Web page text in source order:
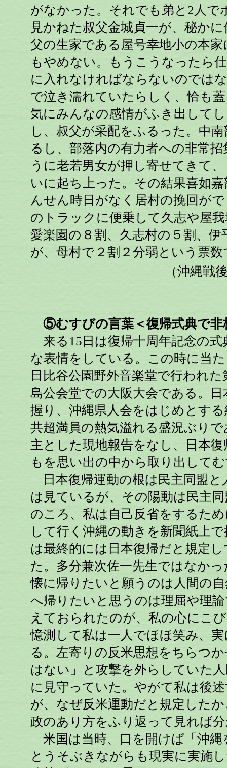
がなかった。それでも弟と2人
見かねた叔父金城貞一が、秘か
父の生家である屋号幸地小の本
もやめない。もうこうなったら
に入れなければならないのでは
で泣き濡れていたらしく、恰も
気にみんなの感情がふき出して
し、叔父が采配をふるった。中
るし、部落内の有力者への非常
うに老若男女が押し寄せてきて
いに起ち上った。その結果喜如
んせん時日がなく居村の挽回が
のトラックに便乗して久志や屋
愛楽園の８割、久志村の５割、
が、母村で２割２分弱という票
（沖縄戦
⑤むすびの言葉＜復帰式典で非
来る15日は復帰十周年記念の
な表情をしている。この時に当
日比谷公園野外音楽堂で行われ
島公会堂での大阪大会である。
握り、沖縄県人会をはじめとす
共超満員の熱気溢れる盛況ぶり
主とした現地報告をなし、日本
もを思い出の中から取り出して
日本復帰運動の根は民主同盟と
は見ているが、その陽動は民主
のころ、私は自己反省をするた
して行く沖縄の動きを新聞紙上
は最終的には日本復帰だと規定
た。多分兼次佐一先生ではなか
懐に帰りたいと願うのは人間の
へ帰りたいと思うのは理屈や理
えておられたのが、私の心にこ
憶測して私は一人でほほ笑み、
る。左寄りの反米思想をちらつ
はない」と攻撃を外らしていた
に見守っていた。やがて私は後
が、なぜ反米運動だと規定した
政のあり方をふり返って見れば
米国は当時、口を開けば「沖
とうそぶきながらも現実に実施